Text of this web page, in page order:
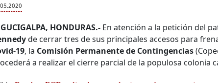
HONDURAS.- En atención a la petición del
de cerrar tres de sus principales accesos para
19, la Comisión Permanente de Contingencias
a realizar el cierre parcial de la populosa colonia